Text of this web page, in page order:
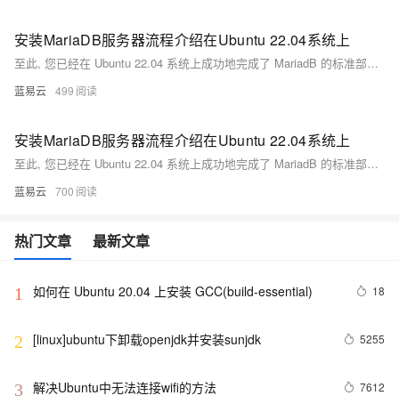
安装MariaDB服务器流程介绍在Ubuntu 22.04系统上
至此, 您已经在 Ubuntu 22.04 系统上成功地完成了 MariadB 的标准部署流程，并且对其进行基础但重要地初步配置加固工作。通过以上简洁明快且实用性强大地操作流程, 您现在拥有一个待定制与使用地强大 SQL 数据库管理系统。
蓝易云 499
安装MariaDB服务器流程介绍在Ubuntu 22.04系统上
至此, 您已经在 Ubuntu 22.04 系统上成功地完成了 MariadB 的标准部署流程，并且对其进行基础但重要地初步配置加固工作。通过以上简洁明快且实用性强大地操作流程, 您现在拥有一个待定制与使用地强大 SQL 数据库管理系统。
蓝易云 700
热门文章 最新文章
1 如何在 Ubuntu 20.04 上安装 GCC(build-essential) 18
2 [linux]ubuntu下卸载openjdk并安装sunjdk 5255
3 解决Ubuntu中无法连接wifi的方法 7612